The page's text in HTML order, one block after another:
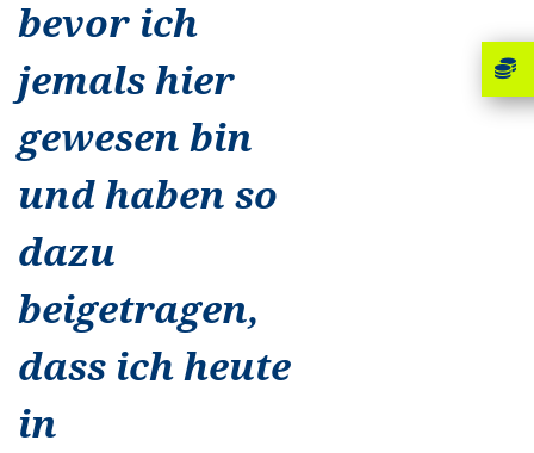
bevor ich
jemals hier
gewesen bin
und haben so
dazu
beigetragen,
dass ich heute
in